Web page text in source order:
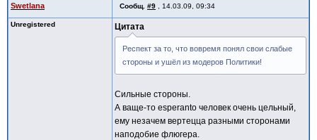
Swetlana Сообщ. #9 14.03.09, 09:34
Unregistered Цитата
Респект за то, что вовремя понял свои слабые
стороны и ушёл из модеров Политики!
Сильные стороны.
А ваще-то esperanto человек очень цельный,
ему незачем вертецца разными сторонами
наподобие флюгера.